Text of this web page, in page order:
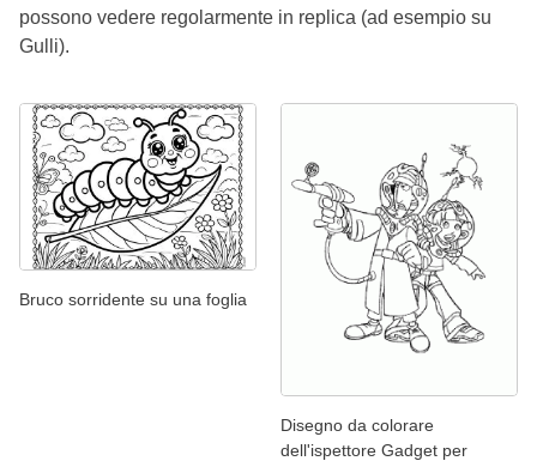
possono vedere regolarmente in replica (ad esempio su
Gulli).
Bruco sorridente su una foglia
Disegno da colorare
dell'ispettore Gadget per